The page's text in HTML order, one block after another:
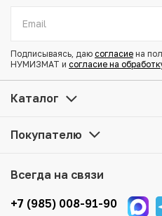
Купить 10 кэш 1920 года
можно в нашем интернет-магазине — Вам
оформить заказ на сайте.
в каталоге, находятся в
того, возможен самовывоз
тщательно упаковываются,
повреждения во время
Подписываясь, даю согласие на
НУМИЗМАТ и согласие на
Каталог
Покупателю
Всегда на связи
+7 (985) 008-91-90